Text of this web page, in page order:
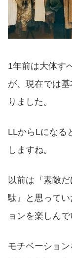
1年前は大体す
が、現在では
りました。
LLからLになる
しますね。
以前は『素敵
駄』と思って
ョンを楽しんで
モチベーショ